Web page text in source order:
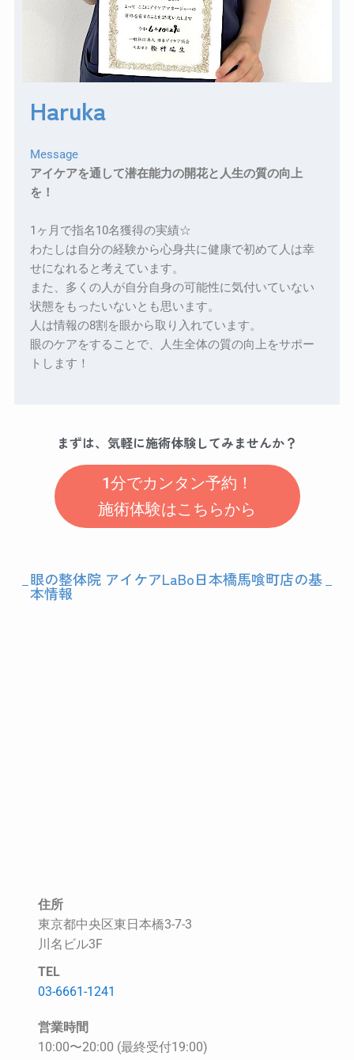
Haruka
Message
アイケアを通して潜在能力の開花と人生の質の向上
を！
1ヶ月で指名10名獲得の実績☆
わたしは自分の経験から心身共に健康で初めて人は幸
せになれると考えています。
また、多くの人が自分自身の可能性に気付いていない
状態をもったいないとも思います。
人は情報の8割を眼から取り入れています。
眼のケアをすることで、人生全体の質の向上をサポー
トします！
まずは、気軽に施術体験してみませんか？
1分でカンタン予約！
施術体験はこちらから
眼の整体院 アイケアLaBo日本橋馬喰町店の基
本情報
住所
東京都中央区東日本橋3-7-3
川名ビル3F
TEL
03-6661-1241
営業時間
10:00〜20:00 (最終受付19:00)